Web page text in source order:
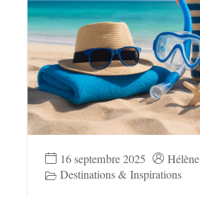
16 septembre 2025
Hélène
Destinations & Inspirations